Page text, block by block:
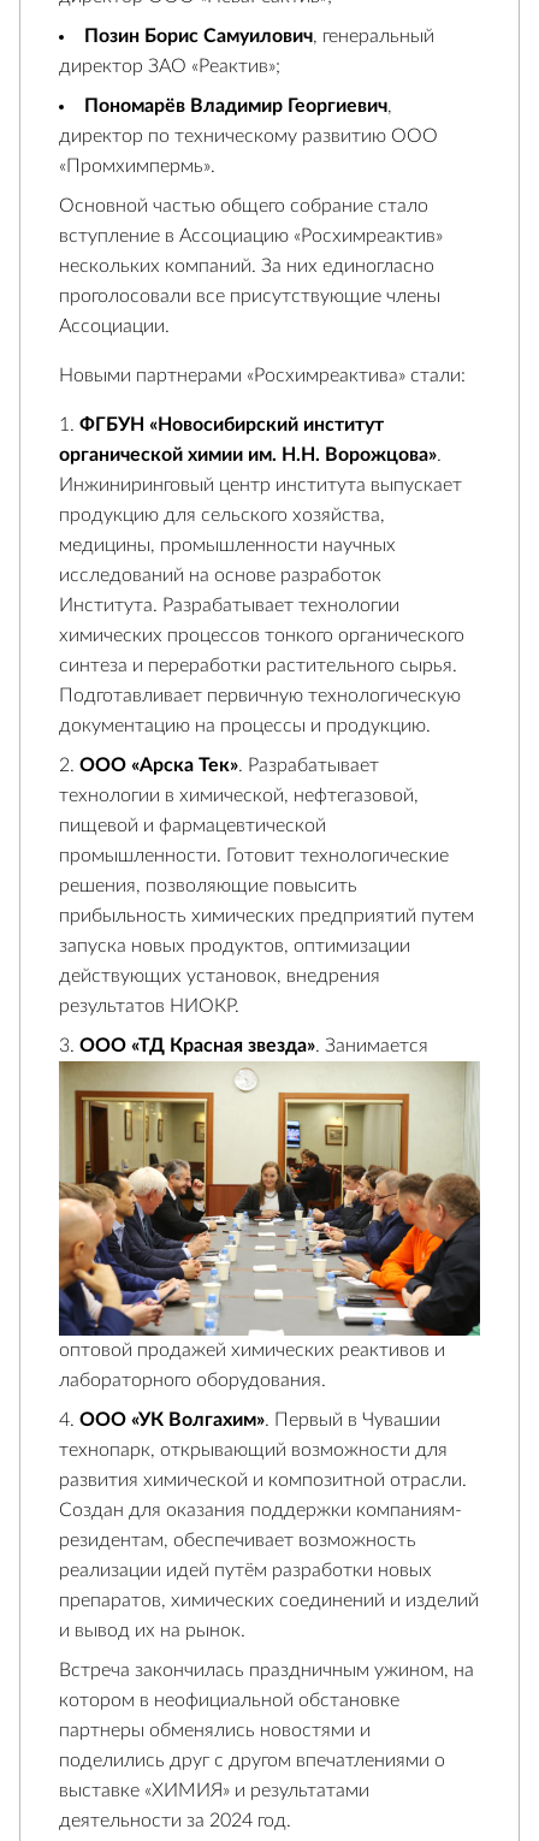
Позин Борис Самуилович, генеральный
директор ЗАО «Реактив»;
Пономарёв Владимир Георгиевич,
директор по техническому развитию ООО
«Промхимпермь».
Основной частью общего собрание стало
вступление в Ассоциацию «Росхимреактив»
нескольких компаний. За них единогласно
проголосовали все присутствующие члены
Ассоциации.
Новыми партнерами «Росхимреактива» стали:
ФГБУН «Новосибирский институт
органической химии им. Н.Н. Ворожцова».
Инжиниринговый центр института выпускает
продукцию для сельского хозяйства,
медицины, промышленности научных
исследований на основе разработок
Института. Разрабатывает технологии
химических процессов тонкого органического
синтеза и переработки растительного сырья.
Подготавливает первичную технологическую
документацию на процессы и продукцию.
ООО «Арска Тек». Разрабатывает
технологии в химической, нефтегазовой,
пищевой и фармацевтической
промышленности. Готовит технологические
решения, позволяющие повысить
прибыльность химических предприятий путем
запуска новых продуктов, оптимизации
действующих установок, внедрения
результатов НИОКР.
ООО «ТД Красная звезда». Занимается
оптовой продажей химических реактивов и
лабораторного оборудования.
ООО «УК Волгахим». Первый в Чувашии
технопарк, открывающий возможности для
развития химической и композитной отрасли.
Создан для оказания поддержки компаниям-
резидентам, обеспечивает возможность
реализации идей путём разработки новых
препаратов, химических соединений и изделий
и вывод их на рынок.
Встреча закончилась праздничным ужином, на
котором в неофициальной обстановке
партнеры обменялись новостями и
поделились друг с другом впечатлениями о
выставке «ХИМИЯ» и результатами
деятельности за 2024 год.